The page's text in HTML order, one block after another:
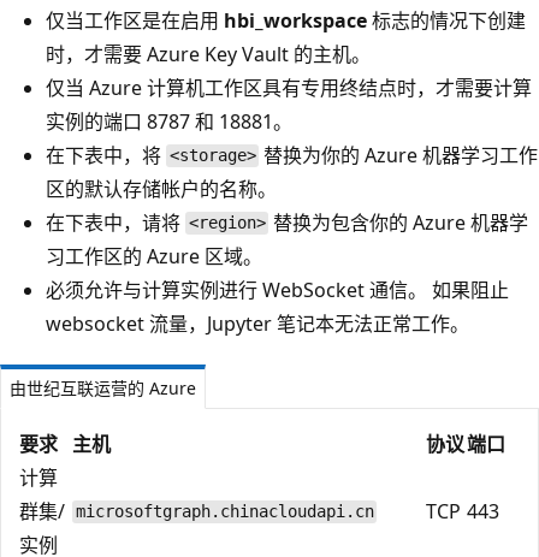
仅当工作区是在启用 hbi_workspace标志的情况下创建
时，才需要 Azure Key Vault 的主机。
仅当 Azure 计算机工作区具有专用终结点时，才需要计算
实例的端口 8787 和 18881。
在下表中，将 <storage> 替换为你的 Azure 机器学习工作
区的默认存储帐户的名称。
在下表中，请将 <region> 替换为包含你的 Azure 机器学
习工作区的 Azure 区域。
必须允许与计算实例进行 WebSocket 通信。 如果阻止
websocket 流量，Jupyter 笔记本无法正常工作。
由世纪互联运营的 Azure
要求 主机 协议端口
计算
群集/
实例
microsoftgraph.chinacloudapi.cn TCP 443